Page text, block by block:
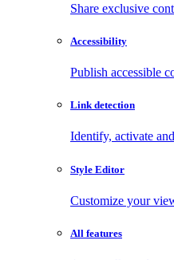
Share exclusive
Accessibility
Publish accessible
Link detection
Identify, activate
Style Editor
Customize your
All features